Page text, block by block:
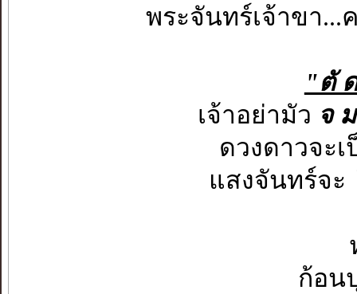
พระจันทร์เจ้าขา
"ตั
เจ้าอย่ามัว จ
ดวงดาวจะ
แสงจันทร์จะ
ก้อน